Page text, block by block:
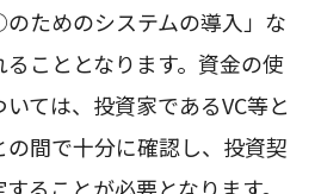
ためのシステムの導入」な
こととなります。資金の使
ては、投資家であるVC等と
間で十分に確認し、投資契
ることが必要となります。